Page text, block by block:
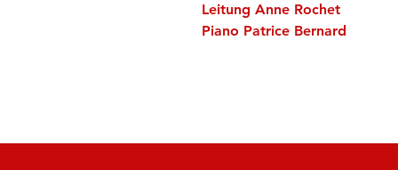
Leitung Anne Rochet
Piano Patrice Bernard